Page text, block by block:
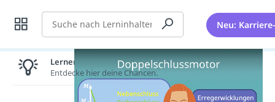
Suche Neu:
Lernen lohnt sich!
Entdecke hier deine Chancen.